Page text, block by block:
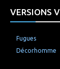
VERSIONS
Fugues
Décorhomme